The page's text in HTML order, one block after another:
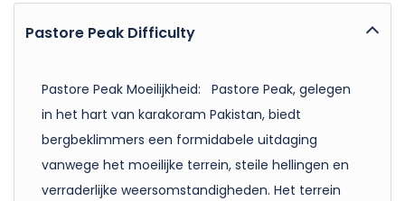
Pastore Peak Difficulty
Pastore Peak Moeilijkheid: Pastore Peak, gelegen
in het hart van karakoram Pakistan, biedt
bergbeklimmers een formidabele uitdaging
vanwege het moeilijke terrein, steile hellingen en
verraderlijke weersomstandigheden. Het terrein